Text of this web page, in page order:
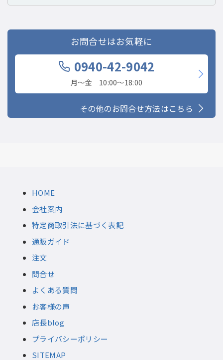
お問合せはお気軽に
0940-42-9042
月〜金 10:00〜18:00
その他のお問合せ方法はこちら
HOME
会社案内
特定商取引法に基づく表記
通販ガイド
注文
問合せ
よくある質問
お客様の声
店長blog
プライバシーポリシー
SITEMAP